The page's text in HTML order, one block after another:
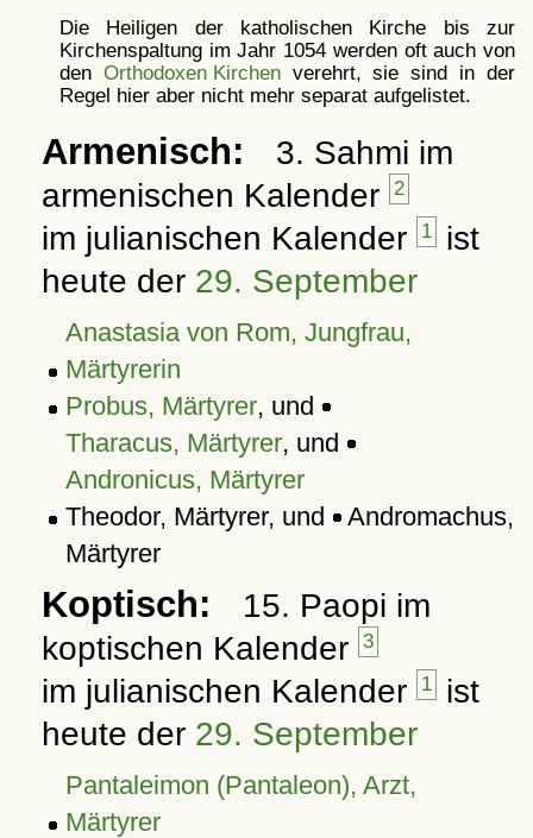
Die Heiligen der katholischen Kirche bis zur
Kirchenspaltung im Jahr 1054 werden oft auch von
den Orthodoxen Kirchenverehrt, sie sind in der
Regel hier aber nicht mehr separat aufgelistet.
Armenisch:
3. Sahmi im
armenischen Kalender
2
im julianischen Kalender 1 ist
heute der 29. September
Anastasia von Rom, Jungfrau,
Märtyrerin
Probus, Märtyrer, und
Tharacus, Märtyrer, und
Andronicus, Märtyrer
Theodor, Märtyrer, und Andromachus,
Märtyrer
Koptisch:
15. Paopi im
koptischen Kalender
3
im julianischen Kalender 1 ist
heute der 29. September
Pantaleimon (Pantaleon), Arzt,
Märtyrer